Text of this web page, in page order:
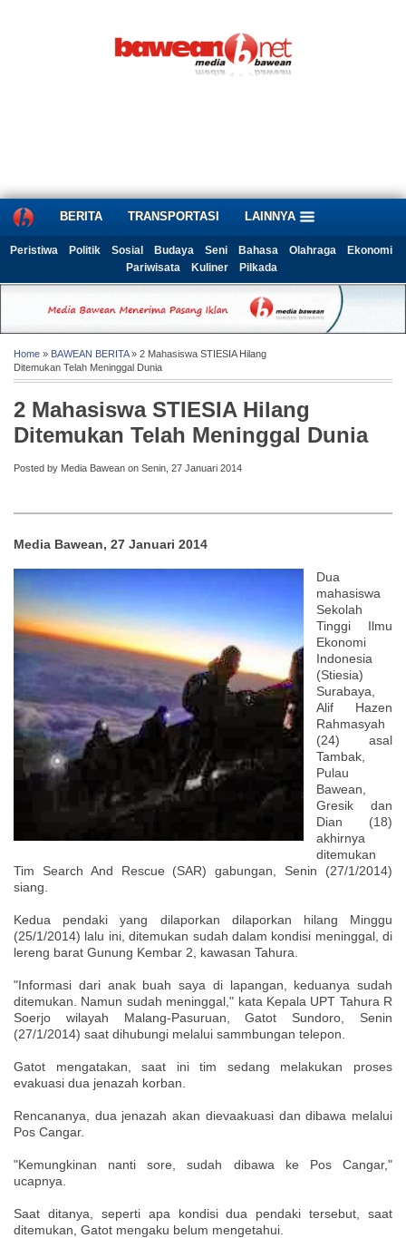
BERITA TRANSPORTASI LAINNYA
Peristiwa Politik Sosial Budaya Seni Bahasa Olahraga
Ekonomi
Pariwisata
Kuliner Pilkada
Home » BAWEAN BERITA» 2 Mahasiswa STIESIA Hilang
Ditemukan Telah Meninggal Dunia
2 Mahasiswa STIESIA Hilang
Ditemukan Telah Meninggal Dunia
Posted by Media Bawean on Senin, 27 Januari 2014
Media Bawean, 27 Januari 2014
Dua
mahasiswa
Sekolah
Tinggi Ilmu
Ekonomi
Indonesia
(Stiesia)
Surabaya,
Alif Hazen
Rahmasyah
(24) asal
Tambak,
Pulau
Bawean,
Gresik dan
Dian (18)
akhirnya
ditemukan
Tim Search And Rescue (SAR) gabungan, Senin (27/1/2014)
siang.
Kedua pendaki yang dilaporkan dilaporkan hilang Minggu
(25/1/2014) lalu ini, ditemukan sudah dalam kondisi meninggal, di
lereng barat Gunung Kembar 2, kawasan Tahura.
"Informasi dari anak buah saya di lapangan, keduanya sudah
ditemukan. Namun sudah meninggal," kata Kepala UPT Tahura R
Soerjo wilayah Malang-Pasuruan, Gatot Sundoro, Senin
(27/1/2014) saat dihubungi melalui sammbungan telepon.
Gatot mengatakan, saat ini tim sedang melakukan proses
evakuasi dua jenazah korban.
Rencananya, dua jenazah akan dievaakuasi dan dibawa melalui
Pos Cangar.
"Kemungkinan nanti sore, sudah dibawa ke Pos Cangar,"
ucapnya.
Saat ditanya, seperti apa kondisi dua pendaki tersebut, saat
ditemukan, Gatot mengaku belum mengetahui.